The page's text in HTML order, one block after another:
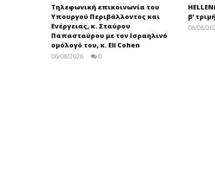
Τηλεφωνική επικοινωνία του
Υπουργού Περιβάλλοντος και
Ενέργειας, κ. Σταύρου
Παπασταύρου με τον Ισραηλινό
ομόλογό του, κ. Eli Cohen
06/08/2026 0
β’
06/08/